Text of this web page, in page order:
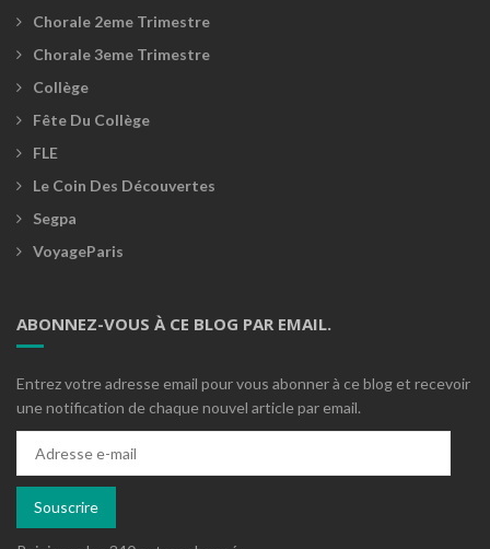
Chorale 2eme Trimestre
Chorale 3eme Trimestre
Collège
Fête Du Collège
FLE
Le Coin Des Découvertes
Segpa
VoyageParis
ABONNEZ-VOUS À CE BLOG PAR EMAIL.
Entrez votre adresse email pour vous abonner à ce blog et recevoir
une notification de chaque nouvel article par email.
mail
Souscrire